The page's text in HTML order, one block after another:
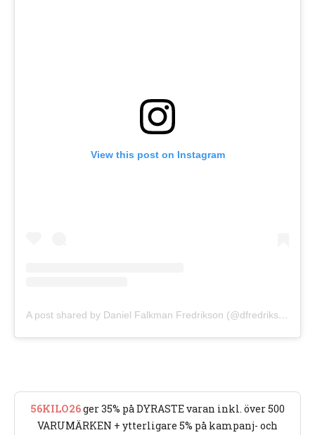
View this post on Instagram
A post shared by Daniel Falkman Fredrikson (@dfredrikson)
56KILO26ger 35% på DYRASTE varan inkl. över 500
VARUMÄRKEN + ytterligare 5% på kampanj- och